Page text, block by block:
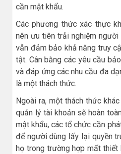
cần mật khẩu.
Các phương thức xác thực
nên ưu tiên trải nghiệm
vẫn đảm bảo khả năng truy
tật. Cân bằng các yêu cầu
và đáp ứng các nhu cầu đa
là một thách thức.
Ngoài ra, một thách thức
quản lý tài khoản sẽ hoàn
mật khẩu, các tổ chức cần
để người dùng lấy lại quyền
họ trong trường hợp mất